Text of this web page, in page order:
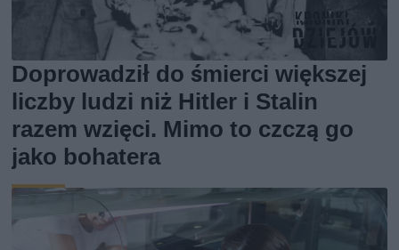
Doprowadził do śmierci większej
liczby ludzi niż Hitler i Stalin
razem wzięci. Mimo to czczą go
jako bohatera